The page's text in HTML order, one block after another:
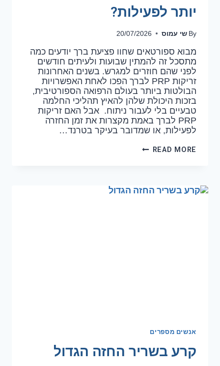
יותר לפעילות?
By שי עמוס 20/07/2026
מבוא ספורטאים שחוו פציעת ברך יודעים כמה
מתסכל זה להמתין שבועות ולעיתים חודשים
לפני שהם חוזרים למגרש. בשנים האחרונות
זריקות PRP לברך הפכו לאחת האפשרויות
הבולטות ביותר בעולם הרפואה הספורטיבית,
בזכות היכולת שלהן להאיץ תהליכי החלמה
טבעיים בלי לעבור ניתוח. אבל האם זריקות
PRP לברך באמת מקצרות את זמן החזרה
לפעילות, או שמדובר בעיקר בטרנד…
READ MORE
אנשים מספרים
קרע בשריר החזה הגדול